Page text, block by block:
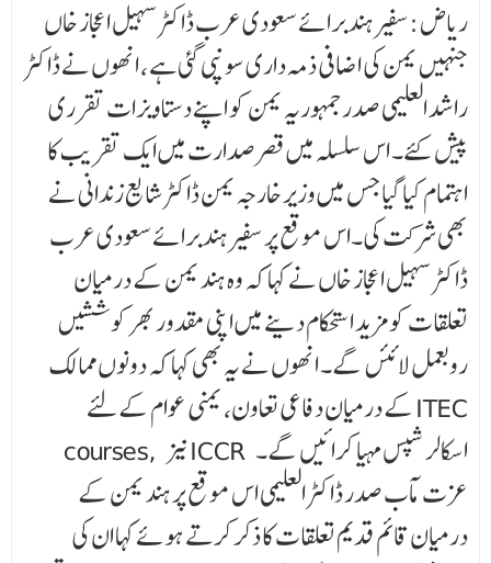
ریاض :سفیر ہند برائے سعودی عرب ڈاکٹر سہیل اعجاز خاں
جنہیں یمن کی اضافی ذمہ داری سونپی گئی ہے ، انھوں نے ڈاکٹر
راشد العلیمی صدرجمہوریہ یمن کو اپنے دستاویزات تقرری
پیش کئے۔ اس سلسلہ میں قصر صدارت میں ایک تقریب کا
اہتمام کیا گیا جس میں وزیر خارجہ یمن ڈاکٹر شایع زندانی نے
بھی شرکت کی۔اس موقع پر سفیر ہند برائے سعودی عرب
ڈاکٹر سہیل اعجاز خاں نے کہا کہ وہ ہند یمن کے درمیان
تعلقات کو مزید استحکام دینے میں اپنی مقدور بھر کوششیں
روبعمل لائئں گے۔ انھوں نے یہ بھی کہا کہ دونوں ممالک
کے درمیان دفاعی تعاون، یمنی عوام کے لئے ITEC
courses, نیز ICCR اسکالر شپس مہیا کرائیں گے۔
عزت مآب صدر ڈاکٹر العلیمی اس موقع پر ہند یمن کے
درمیان قائم قدیم تعلقات کا ذکر کرتے ہوئے کہا ان کی